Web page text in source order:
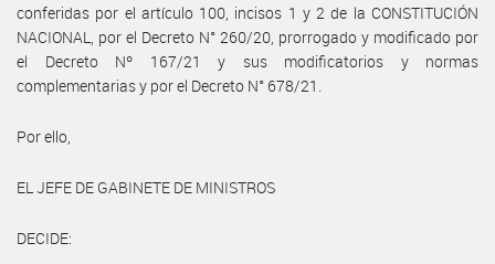
conferidas por el artículo 100, incisos 1 y 2 de la CONSTITUCIÓN
NACIONAL, por el Decreto N° 260/20, prorrogado y modificado por
el Decreto Nº 167/21 y sus modificatorios y normas
complementarias y por el Decreto N° 678/21.
Por ello,
EL JEFE DE GABINETE DE MINISTROS
DECIDE: